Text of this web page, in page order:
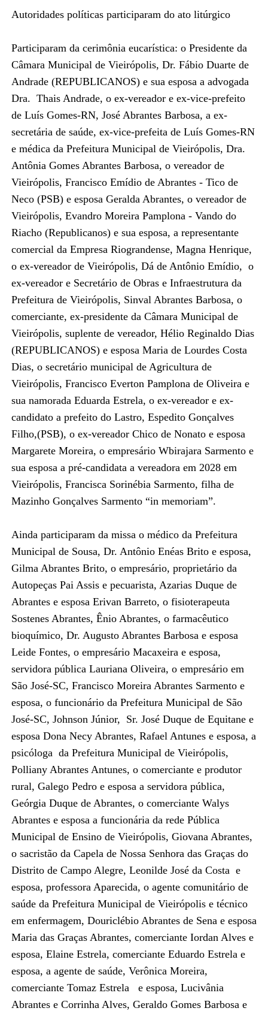
Autoridades políticas participaram do ato litúrgico
Participaram da cerimônia eucarística: o Presidente da
Câmara Municipal de Vieirópolis, Dr. Fábio Duarte de
Andrade (REPUBLICANOS) e sua esposa a advogada
Dra. Thais Andrade, o ex-vereador e ex-vice-prefeito
de Luís Gomes-RN, José Abrantes Barbosa, a ex-
secretária de saúde, ex-vice-prefeita de Luís Gomes-RN
e médica da Prefeitura Municipal de Vieirópolis, Dra.
Antônia Gomes Abrantes Barbosa, o vereador de
Vieirópolis, Francisco Emídio de Abrantes - Tico de
Neco (PSB) e esposa Geralda Abrantes, o vereador de
Vieirópolis, Evandro Moreira Pamplona - Vando do
Riacho (Republicanos) e sua esposa, a representante
comercial da Empresa Riograndense, Magna Henrique,
o ex-vereador de Vieirópolis, Dá de Antônio Emídio, o
ex-vereador e Secretário de Obras e Infraestrutura da
Prefeitura de Vieirópolis, Sinval Abrantes Barbosa, o
comerciante, ex-presidente da Câmara Municipal de
Vieirópolis, suplente de vereador, Hélio Reginaldo Dias
(REPUBLICANOS) e esposa Maria de Lourdes Costa
Dias, o secretário municipal de Agricultura de
Vieirópolis, Francisco Everton Pamplona de Oliveira e
sua namorada Eduarda Estrela, o ex-vereador e ex-
candidato a prefeito do Lastro, Espedito Gonçalves
Filho,(PSB), o ex-vereador Chico de Nonato e esposa
Margarete Moreira, o empresário Wbirajara Sarmento e
sua esposa a pré-candidata a vereadora em 2028 em
Vieirópolis, Francisca Sorinébia Sarmento, filha de
Mazinho Gonçalves Sarmento “in memoriam”.
Ainda participaram da missa o médico da Prefeitura
Municipal de Sousa, Dr. Antônio Enéas Brito e esposa,
Gilma Abrantes Brito, o empresário, proprietário da
Autopeças Pai Assis e pecuarista, Azarias Duque de
Abrantes e esposa Erivan Barreto, o fisioterapeuta
Sostenes Abrantes, Ênio Abrantes, o farmacêutico
bioquímico, Dr. Augusto Abrantes Barbosa e esposa
Leide Fontes, o empresário Macaxeira e esposa,
servidora pública Lauriana Oliveira, o empresário em
São José-SC, Francisco Moreira Abrantes Sarmento e
esposa, o funcionário da Prefeitura Municipal de São
José-SC, Johnson Júnior, Sr. José Duque de Equitane e
esposa Dona Necy Abrantes, Rafael Antunes e esposa, a
psicóloga da Prefeitura Municipal de Vieirópolis,
Polliany Abrantes Antunes, o comerciante e produtor
rural, Galego Pedro e esposa a servidora pública,
Geórgia Duque de Abrantes, o comerciante Walys
Abrantes e esposa a funcionária da rede Pública
Municipal de Ensino de Vieirópolis, Giovana Abrantes,
o sacristão da Capela de Nossa Senhora das Graças do
Distrito de Campo Alegre, Leonilde José da Costa e
esposa, professora Aparecida, o agente comunitário de
saúde da Prefeitura Municipal de Vieirópolis e técnico
em enfermagem, Douriclébio Abrantes de Sena e esposa
Maria das Graças Abrantes, comerciante Iordan Alves e
esposa, Elaine Estrela, comerciante Eduardo Estrela e
esposa, a agente de saúde, Verônica Moreira,
comerciante Tomaz Estrela e esposa, Lucivânia
Abrantes e Corrinha Alves, Geraldo Gomes Barbosa e